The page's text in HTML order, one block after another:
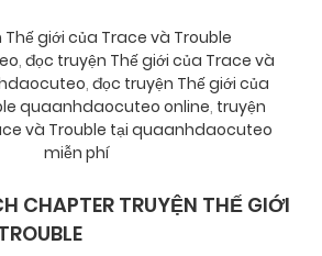
giới của Trace và Trouble
, đọc truyện Thế giới của Trace và
, đọc truyện Thế giới của
quaanhdaocuteo online, truyện
và Trouble tại quaanhdaocuteo
miễn phí
CHAPTER TRUYỆN THẾ GIỚI